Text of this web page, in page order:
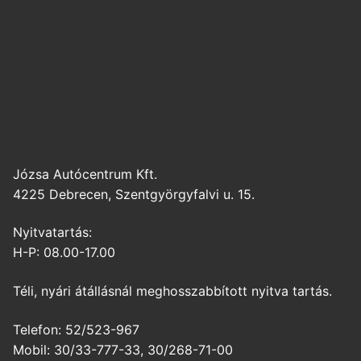
Józsa Autócentrum Kft.
4225 Debrecen, Szentgyörgyfalvi u. 15.
Nyitvatartás:
H-P: 08.00-17.00
Téli, nyári átállásnál meghosszabbított nyitva tartás.
Telefon: 52/523-967
Mobil: 30/33-777-33, 30/268-71-00